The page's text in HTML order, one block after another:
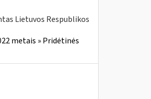
Lietuvos Respublikos
metais » Pridėtinės